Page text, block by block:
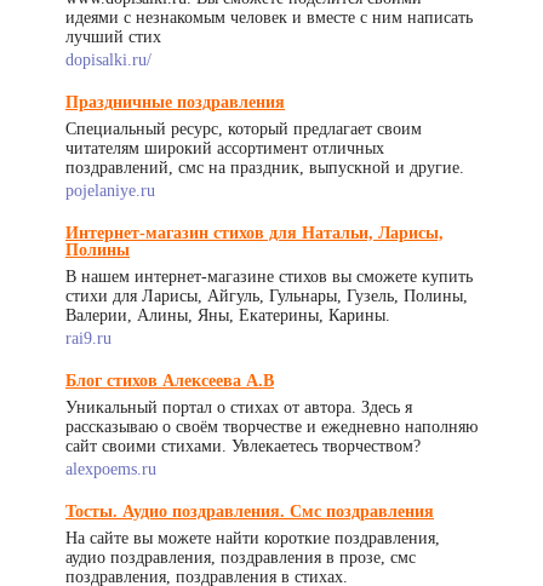
идеями с незнакомым человек и вместе с ним написать
лучший стих
dopisalki.ru/
Праздничные поздравления
Специальный ресурс, который предлагает своим
читателям широкий ассортимент отличных
поздравлений, смс на праздник, выпускной и другие.
pojelaniye.ru
Интернет-магазин стихов для Натальи, Ларисы,
Полины
В нашем интернет-магазине стихов вы сможете купить
стихи для Ларисы, Айгуль, Гульнары, Гузель, Полины,
Валерии, Алины, Яны, Екатерины, Карины.
rai9.ru
Блог стихов Алексеева А.В
Уникальный портал о стихах от автора. Здесь я
рассказываю о своём творчестве и ежедневно наполняю
сайт своими стихами. Увлекаетесь творчеством?
alexpoems.ru
Тосты. Аудио поздравления. Смс поздравления
На сайте вы можете найти короткие поздравления,
аудио поздравления, поздравления в прозе, смс
поздравления, поздравления в стихах.